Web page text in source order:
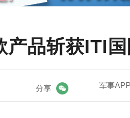
品斩获ITI
军事APP
分享